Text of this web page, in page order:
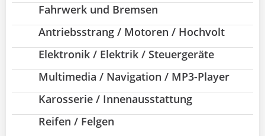
Fahrwerk und Bremsen
Antriebsstrang / Motoren / Hochvolt
Elektronik / Elektrik / Steuergeräte
Multimedia / Navigation / MP3-Player
Karosserie / Innenausstattung
Reifen / Felgen